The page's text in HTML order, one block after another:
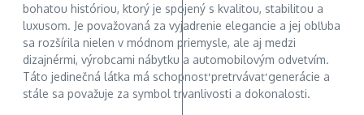
bohatou históriou, ktorý je spojený s kvalitou, stabilitou a
luxusom. Je považovaná za vyjadrenie elegancie a jej obľuba
sa rozšírila nielen v módnom priemysle, ale aj medzi
dizajnérmi, výrobcami nábytku a automobilovým odvetvím.
Táto jedinečná látka má schopnosť pretrvávať generácie a
stále sa považuje za symbol trvanlivosti a dokonalosti.